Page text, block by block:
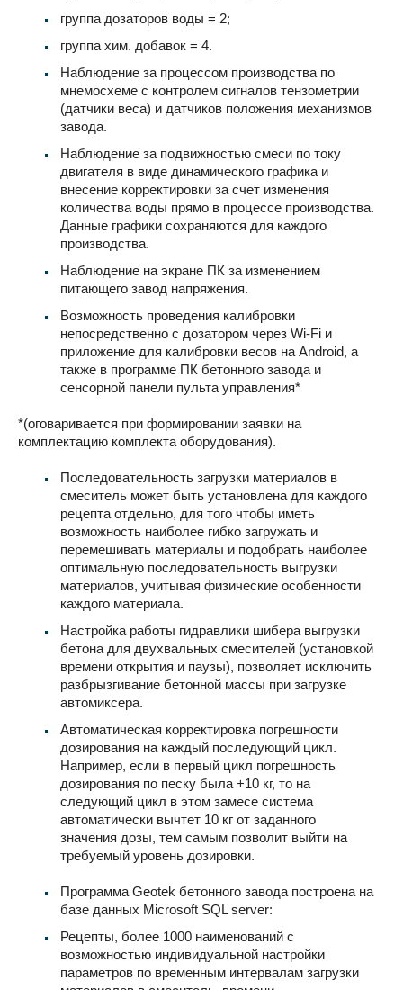
группа дозаторов воды = 2;
группа хим. добавок = 4.
Наблюдение за процессом производства по
мнемосхеме с контролем сигналов тензометрии
(датчики веса) и датчиков положения механизмов
завода.
Наблюдение за подвижностью смеси по току
двигателя в виде динамического графика и
внесение корректировки за счет изменения
количества воды прямо в процессе производства.
Данные графики сохраняются для каждого
производства.
Наблюдение на экране ПК за изменением
питающего завод напряжения.
Возможность проведения калибровки
непосредственно с дозатором через Wi-Fi и
приложение для калибровки весов на Android, а
также в программе ПК бетонного завода и
сенсорной панели пульта управления*
*(оговаривается при формировании заявки на
комплектацию комплекта оборудования).
Последовательность загрузки материалов в
смеситель может быть установлена для каждого
рецепта отдельно, для того чтобы иметь
возможность наиболее гибко загружать и
перемешивать материалы и подобрать наиболее
оптимальную последовательность выгрузки
материалов, учитывая физические особенности
каждого материала.
Настройка работы гидравлики шибера выгрузки
бетона для двухвальных смесителей (установкой
времени открытия и паузы), позволяет исключить
разбрызгивание бетонной массы при загрузке
автомиксера.
Автоматическая корректировка погрешности
дозирования на каждый последующий цикл.
Например, если в первый цикл погрешность
дозирования по песку была +10 кг, то на
следующий цикл в этом замесе система
автоматически вычтет 10 кг от заданного
значения дозы, тем самым позволит выйти на
требуемый уровень дозировки.
Программа Geotek бетонного завода построена на
базе данных Microsoft SQL server:
Рецепты, более 1000 наименований с
возможностью индивидуальной настройки
параметров по временным интервалам загрузки